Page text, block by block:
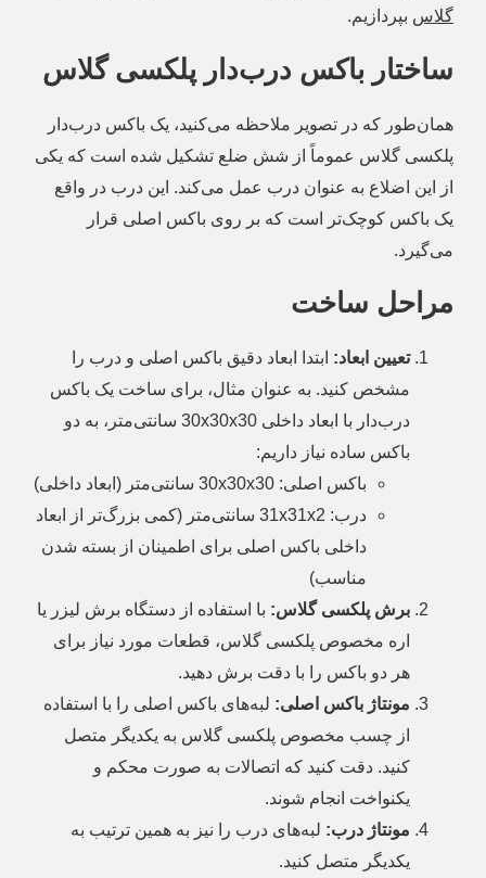
گلاس بپردازیم.
ساختار باکس درب‌دار پلکسی گلاس
همان‌طور که در تصویر ملاحظه می‌کنید، یک باکس درب‌دار
پلکسی گلاس عموماً از شش ضلع تشکیل شده است که یکی
از این اضلاع به عنوان درب عمل می‌کند. این درب در واقع
یک باکس کوچک‌تر است که بر روی باکس اصلی قرار
می‌گیرد.
مراحل ساخت
تعیین ابعاد: ابتدا ابعاد دقیق باکس اصلی و درب را
مشخص کنید. به عنوان مثال، برای ساخت یک باکس
درب‌دار با ابعاد داخلی 30x30x30 سانتی‌متر، به دو
باکس ساده نیاز داریم:
باکس اصلی:
درب:
31x31x2 سانتی‌متر (کمی بزرگ‌تر از ابعاد
داخلی باکس اصلی برای اطمینان از بسته شدن
مناسب)
برش پلکسی گلاس: با استفاده از دستگاه برش لیزر یا
اره مخصوص پلکسی گلاس، قطعات مورد نیاز برای
هر دو باکس را با دقت برش دهید.
مونتاژ باکس اصلی: لبه‌های باکس اصلی را با استفاده
از چسب مخصوص پلکسی گلاس به یکدیگر متصل
کنید. دقت کنید که اتصالات به صورت محکم و
یکنواخت انجام شوند.
مونتاژ درب: لبه‌های درب را نیز به همین ترتیب به
یکدیگر متصل کنید.